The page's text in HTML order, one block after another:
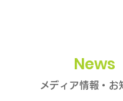
News
メディア情報・お